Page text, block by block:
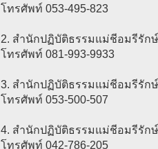
โทรศัพท์ 053-495-823
2. สำนักปฏิบัติธรรมแม่ชีอมรีรักษ์
โทรศัพท์ 081-993-9933
3. สำนักปฏิบัติธรรมแม่ชีอมรีรัก
โทรศัพท์ 053-500-507
4. สำนักปฏิบัติธรรมแม่ชีอมรีรัก
โทรศัพท์ 042-786-205